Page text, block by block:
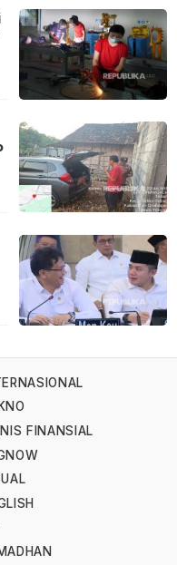
FINANSIAL